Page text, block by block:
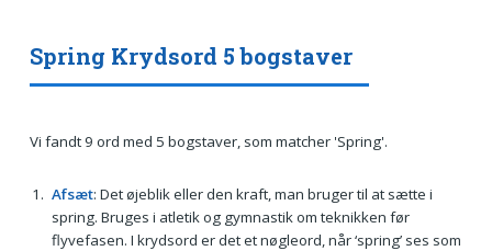
Spring Krydsord 5 bogstaver
Vi fandt 9 ord med 5 bogstaver, som matcher 'Spring'.
Afsæt: Det øjeblik eller den kraft, man bruger til at sætte i
spring. Bruges i atletik og gymnastik om teknikken før
flyvefasen. I krydsord er det et nøgleord, når ‘spring’ ses som